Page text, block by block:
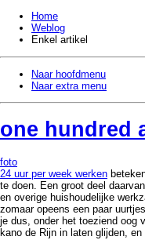
Home
Weblog
Enkel artikel
Naar hoofdmenu
Naar extra menu
one hundred
foto
24 uur per week werken
te doen. Een groot deel
en overige huishoudelijke
zomaar opeens een paar
je dus, onder het toeziend oog
kano de Rijn in laten glijden,